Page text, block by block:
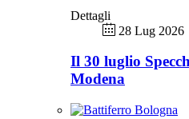
Dettagli
28 Lug 2026
Il 30 luglio
Modena